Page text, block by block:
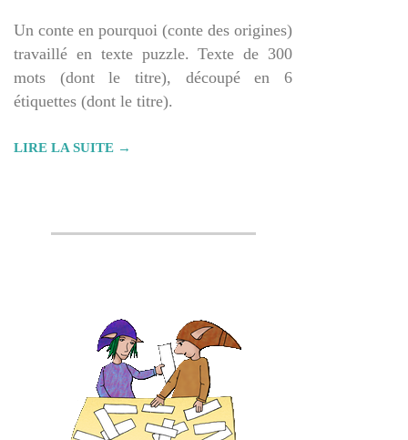
Un conte en pourquoi (conte des origines)
travaillé en texte puzzle. Texte de 300
mots (dont le titre), découpé en 6
étiquettes (dont le titre).
LIRE LA SUITE →